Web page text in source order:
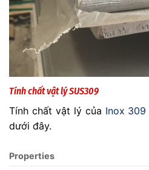
Tính chất vật lý SUS309
Tính chất vật lý của Inox 309
dưới đây.
Properties